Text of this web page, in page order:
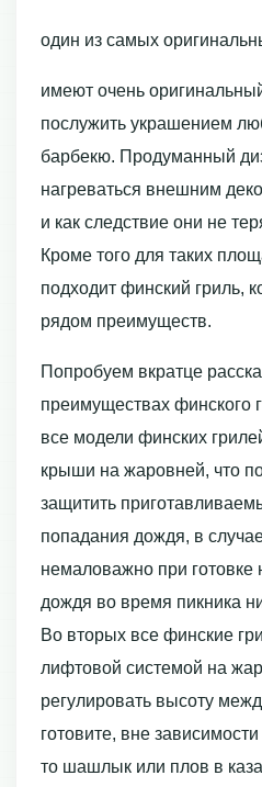
один из самых
имеют очень
послужить украшением
барбекю. Продуманный
нагреваться внешним
и как следствие они не
Кроме того для таких
подходит финский гриль,
рядом преимуществ.
Попробуем вкратце
преимуществах финского
все модели финских
крыши на жаровней, что
защитить
попадания дождя, в
немаловажно при готовке
дождя во время пикника
Во вторых все финские
лифтовой системой на
регулировать высоту
готовите, вне зависимости
то шашлык или плов в